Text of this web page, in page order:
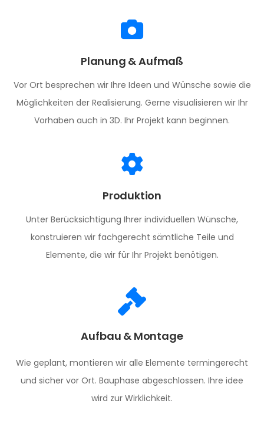
Planung & Aufmaß
Vor Ort besprechen wir Ihre Ideen und Wünsche sowie die
Möglichkeiten der Realisierung. Gerne visualisieren wir Ihr
Vorhaben auch in 3D. Ihr Projekt kann beginnen.
Produktion
Unter Berücksichtigung Ihrer individuellen Wünsche,
konstruieren wir fachgerecht sämtliche Teile und
Elemente, die wir für Ihr Projekt benötigen.
Aufbau & Montage
Wie geplant, montieren wir alle Elemente termingerecht
und sicher vor Ort. Bauphase abgeschlossen. Ihre idee
wird zur Wirklichkeit.